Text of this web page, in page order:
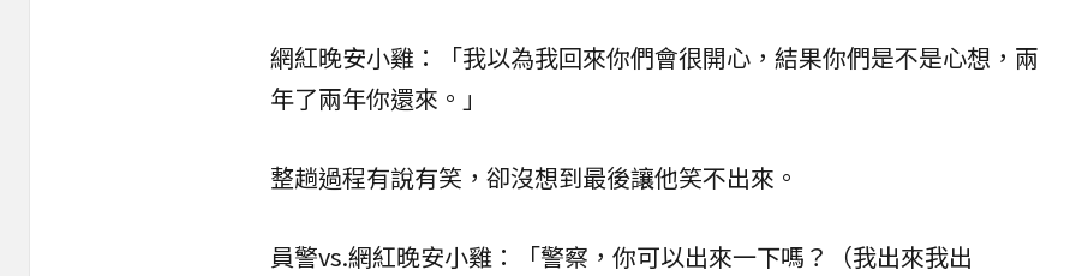
網紅晚安小雞：「我以為我回來你們會很開心，結果你們是不是心想，兩
年了兩年你還來。」
整趟過程有說有笑，卻沒想到最後讓他笑不出來。
員警vs.網紅晚安小雞：「警察，你可以出來一下嗎？（我出來我出